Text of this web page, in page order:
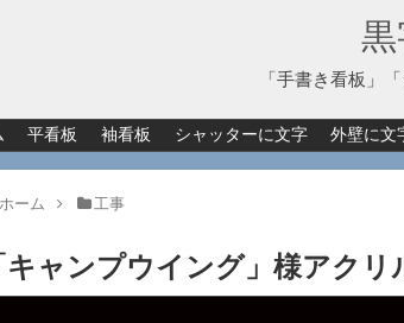
黒
「手書き看板」
平看板 袖看板 シャッターに文字 外壁に文
ホーム 工事
キャンプウイング」様アクリ